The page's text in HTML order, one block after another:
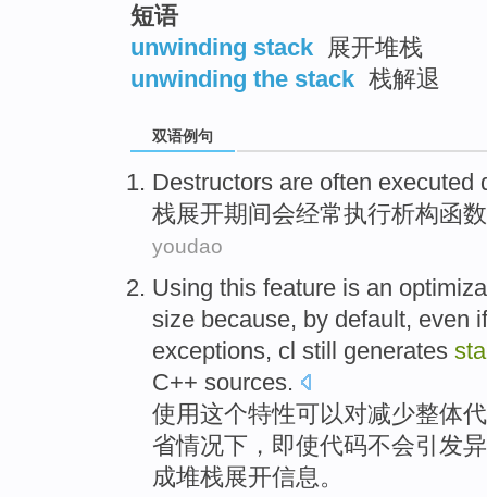
短语
unwinding stack
展开堆栈
unwinding the stack 栈解退
双语例句
Destructors are often executed
栈展开期间会经常执行析构函
youdao
Using this feature is an
size because, by default, even if
exceptions, cl still generates
C++ sources.
使用这个特性可以对减少整体
省情况下， 即使代码不会引发
成堆栈展开信息。